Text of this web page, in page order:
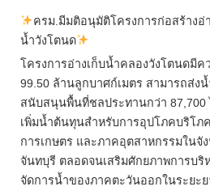
ครม.มีมติอนุมัติโครงการก่อสร้างอ่
น้ำวังโตนด
โครงการอ่างเก็บน้ำคลองวังโตนดมีค
99.50 ล้านลูกบาศก์เมตร สามารถส่งน้
สนับสนุนพื้นที่ชลประทานกว่า 87,700
เพิ่มน้ำต้นทุนสำหรับการอุปโภคบริโภค
การเกษตร และภาคอุตสาหกรรมในจั
จันทบุรี ตลอดจนเสริมศักยภาพการบริ
จัดการน้ำของภาคตะวันออกในระยะย